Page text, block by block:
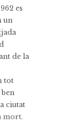
es
un
de la
tot
ciutat
mort.